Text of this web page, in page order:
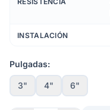
INSTALACIÓN
Pulgadas:
3" 4" 6"